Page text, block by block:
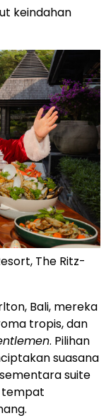
keindahan
The Ritz-
Bali, mereka
tropis, dan
. Pilihan
suasana
suite
tempat